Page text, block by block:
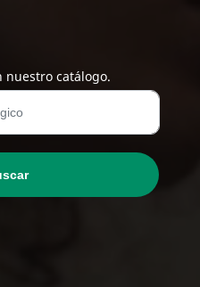
nuestro catálogo.